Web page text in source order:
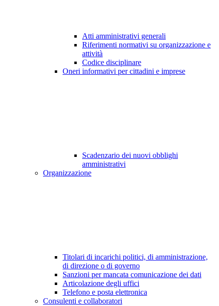
Atti amministrativi generali
Riferimenti normativi su organizzazione e
attività
Codice disciplinare
Oneri informativi per cittadini e imprese
Scadenzario dei nuovi obblighi
amministrativi
Organizzazione
Titolari di incarichi politici, di amministrazione,
di direzione o di governo
Sanzioni per mancata comunicazione dei dati
Articolazione degli uffici
Telefono e posta elettronica
Consulenti e collaboratori